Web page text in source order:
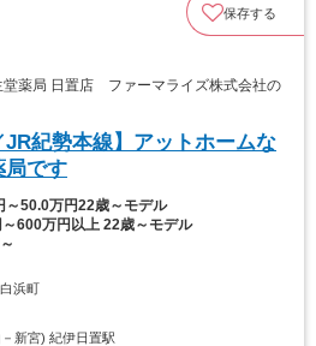
保存する
薬局 日置店 ファーマライズ株式会社の
JR紀勢本線】アットホームな
局です
～50.0万円22歳～モデル
～600万円以上 22歳～モデル
浜町
新宮) 紀伊日置駅